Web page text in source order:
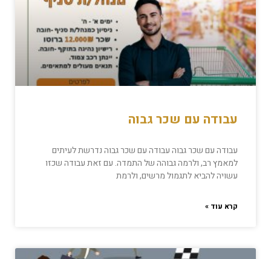
עבודה עם שכר גבוה
עבודה עם שכר גבוה עבודה עם שכר גבוה נדרשת לעיתים
למאמץ רב, ולרמה גבוהה של התמדה. עם זאת עבודה שכזו
עשויה להביא לתגמול מרשים, ולרמת
קרא עוד »